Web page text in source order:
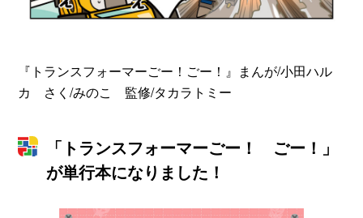
『トランスフォーマーごー！ごー！』まんが/小田ハル
カ さく/みのこ 監修/タカラトミー
「トランスフォーマーごー！ ごー！」
が単行本になりました！